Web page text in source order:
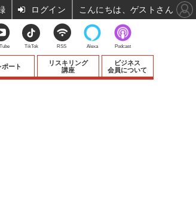
ポート
リスキリング
講座
ビジネス
会員について
TikTok RSS Alexa Podcast
ログイン こんにちは、ゲストさん